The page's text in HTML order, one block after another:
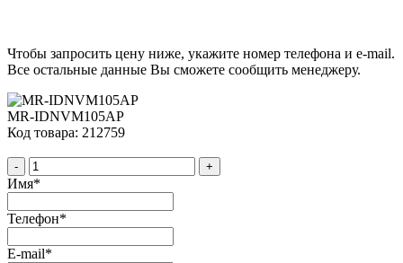
Чтобы запросить цену ниже, укажите номер телефона и e-mail.
Все остальные данные Вы сможете сообщить менеджеру.
MR-IDNVM105AP
Код товара: 212759
- +
Имя*
Телефон*
E-mail*